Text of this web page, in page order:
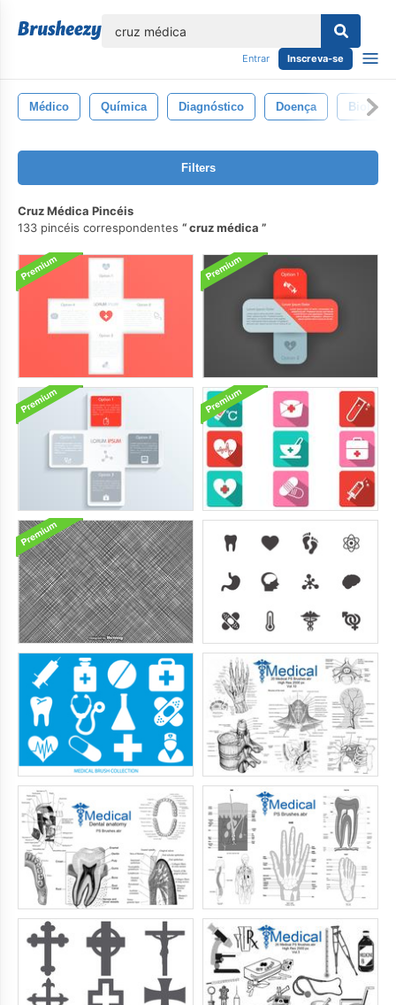
Entrar Inscreva-se
Médico Química Diagnóstico Doença Biologia
Filters
Cruz Médica Pincéis
133 pincéis correspondentes
cruz médica